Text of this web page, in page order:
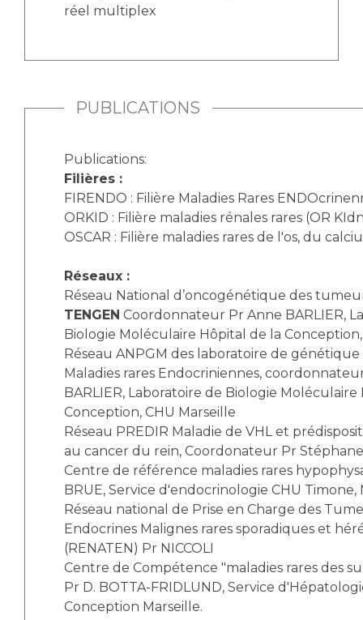
réel multiplex
PUBLICATIONS
Publications:
Filières :
FIRENDO : Filière Maladies Rares
ORKID : Filière maladies rénales rares (OR
OSCAR : Filière maladies rares de l'os, du
Réseaux :
Réseau National d’oncogénétique des
TENGEN Coordonnateur Pr Anne BARLIER,
Biologie Moléculaire Hôpital de la Conception,
Réseau ANPGM des laboratoire de
Maladies rares Endocriniennes,
BARLIER, Laboratoire de Biologie
Conception, CHU Marseille
Réseau PREDIR Maladie de VHL et
au cancer du rein, Coordonateur Pr
Centre de référence maladies rares
BRUE, Service d'endocrinologie CHU Timone,
Réseau national de Prise en Charge des
Endocrines Malignes rares sporadiques et
(RENATEN) Pr NICCOLI
Centre de Compétence "maladies rares des
Pr D. BOTTA-FRIDLUND, Service
Conception Marseille.